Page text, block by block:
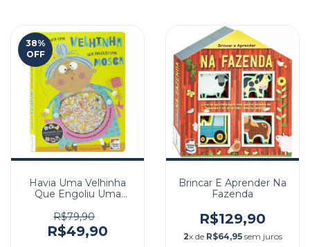
38%
OFF
Havia Uma Velhinha
Que Engoliu Uma
R$79,90
R$49,90
Brincar E Aprender Na
Fazenda
R$129,90
2x de R$64,95sem juros